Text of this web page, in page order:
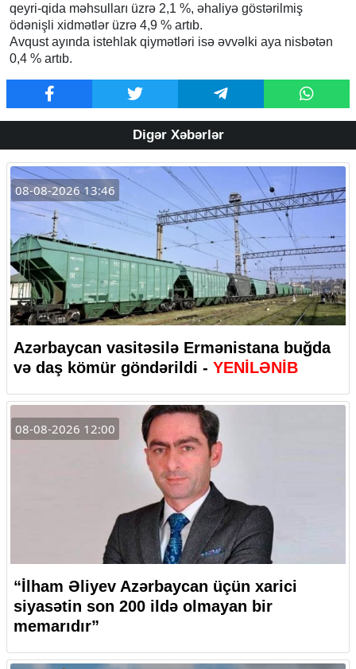
qeyri-qida məhsulları üzrə 2,1 %, əhaliyə göstərilmiş
ödənişli xidmətlər üzrə 4,9 % artıb.
Avqust ayında istehlak qiymətləri isə əvvəlki aya nisbətən
0,4 % artıb.
Digər Xəbərlər
08-08-2026 13:46
Azərbaycan vasitəsilə Ermənistana buğda
və daş kömür göndərildi - YENİLƏNİB
08-08-2026 12:00
“İlham Əliyev Azərbaycan üçün xarici
siyasətin son 200 ildə olmayan bir
memarıdır”